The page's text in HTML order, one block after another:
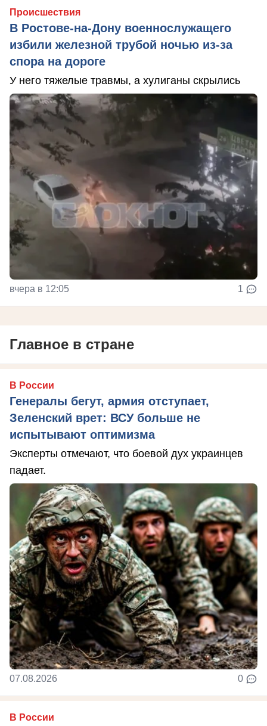
Происшествия
В Ростове-на-Дону военнослужащего
избили железной трубой ночью из-за
спора на дороге
У него тяжелые травмы, а хулиганы скрылись
вчера в 12:05 1
Главное в стране
В России
Генералы бегут, армия отступает,
Зеленский врет: ВСУ больше не
испытывают оптимизма
Эксперты отмечают, что боевой дух украинцев
падает.
07.08.2026 0
В России